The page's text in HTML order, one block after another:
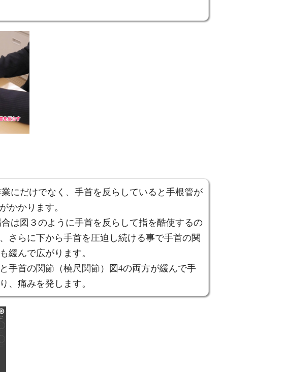
にだけでなく、手首を反らしていると手根管が
かかります。
は図３のように手首を反らして指を酷使するの
さらに下から手首を圧迫し続ける事で手首の関
緩んで広がります。
手首の関節（橈尺関節）図4の両方が緩んで手
、痛みを発します。